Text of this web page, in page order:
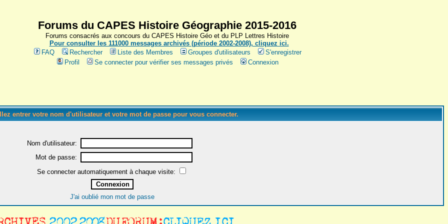
Forums du CAPES Histoire Géographie 2015-2016
Forums consacrés aux concours du CAPES Histoire Géo et du PLP Lettres Histoire
Pour consulter les 111000 messages archivés (période 2002-2008), cliquez ici.
FAQ
Rechercher Liste des Membres Groupes d'utilisateurs
S'enregistrer
Profil
Se connecter pour vérifier ses messages privés Connexion
entrer votre nom d'utilisateur et votre mot de passe pour vous connecter.
Nom d'utilisateur:
Mot de passe:
Se connecter automatiquement à chaque visite:
J'ai oublié mon mot de passe